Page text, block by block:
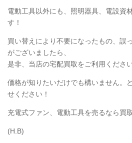
電動工具以外にも、照明器具、電設資
す！
買い替えにより不要になったもの、誤
がございましたら、
是非、当店の宅配買取をご利用ください
価格が知りたいだけでも構いません。
せください！
充電式ファン、電動工具を売るなら買
(H.B)